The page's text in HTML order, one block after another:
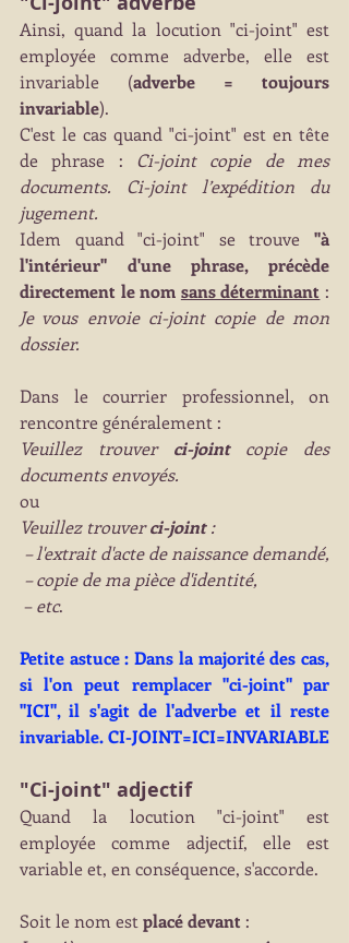
Ainsi, quand la locution "ci-joint" est
employée comme adverbe, elle est
invariable (adverbe = toujours
invariable).
C'est le cas quand "ci-joint" est en tête
de phrase : Ci-joint copie de mes
documents. Ci-joint l’expédition du
jugement.
Idem quand "ci-joint" se trouve "à
l'intérieur" d'une phrase, précède
directement le nom sans déterminant
Je vous envoie ci-joint copie de mon
dossier.
Dans le courrier professionnel, on
rencontre généralement :
Veuillez trouver ci-joint copie des
documents envoyés.
ou
Veuillez trouver ci-joint :
– l'extrait d'acte de naissance demandé,
– copie de ma pièce d'identité,
– etc.
Petite astuce : Dans la majorité des cas,
si l'on peut remplacer "ci-joint" par
"ICI", il s'agit de l'adverbe et il reste
invariable. CI-JOINT=ICI=INVARIABLE
"Ci-joint" adjectif
Quand la locution "ci-joint" est
employée comme adjectif, elle est
variable et, en conséquence, s'accorde.
Soit le nom est placé devant :